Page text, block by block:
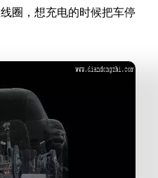
圈，想充电的时候把车停